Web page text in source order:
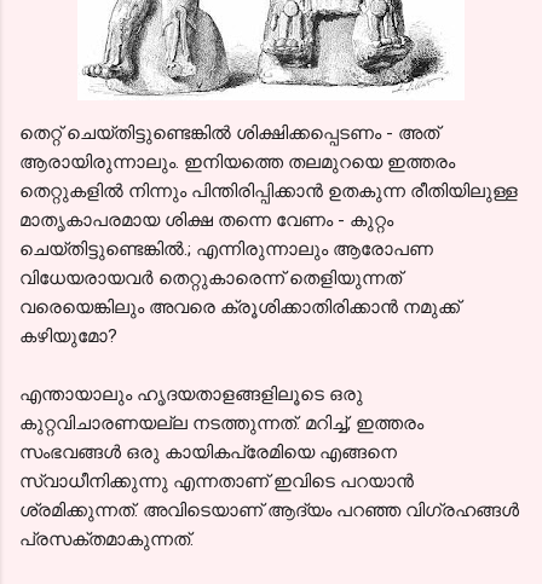
തെറ്റ് ചെയ്തിട്ടുണ്ടെങ്കില്‍ ശിക്ഷിക്കപ്പെടണം - അത്
ആരായിരുന്നാലും. ഇനിയത്തെ തലമുറയെ ഇത്തരം
തെറ്റുകളില്‍ നിന്നും പിന്തിരിപ്പിക്കാന്‍ ഉതകുന്ന രീതിയിലുള്ള
മാതൃകാപരമായ ശിക്ഷ തന്നെ വേണം - കുറ്റം
ചെയ്തിട്ടുണ്ടെങ്കില്‍.; എന്നിരുന്നാലും ആരോപണ
വിധേയരായവര്‍ തെറ്റുകാരെന്ന് തെളിയുന്നത്
വരെയെങ്കിലും അവരെ ക്രൂശിക്കാതിരിക്കാന്‍ നമുക്ക്
കഴിയുമോ?
എന്തായാലും ഹൃദയതാളങ്ങളിലൂടെ ഒരു
കുറ്റവിചാരണയല്ല നടത്തുന്നത്. മറിച്ച്, ഇത്തരം
സംഭവങ്ങള്‍ ഒരു കായികപ്രേമിയെ എങ്ങനെ
സ്വാധീനിക്കുന്നു എന്നതാണ് ഇവിടെ പറയാന്‍
ശ്രമിക്കുന്നത്. അവിടെയാണ് ആദ്യം പറഞ്ഞ വിഗ്രഹങ്ങള്‍
പ്രസക്തമാകുന്നത്.